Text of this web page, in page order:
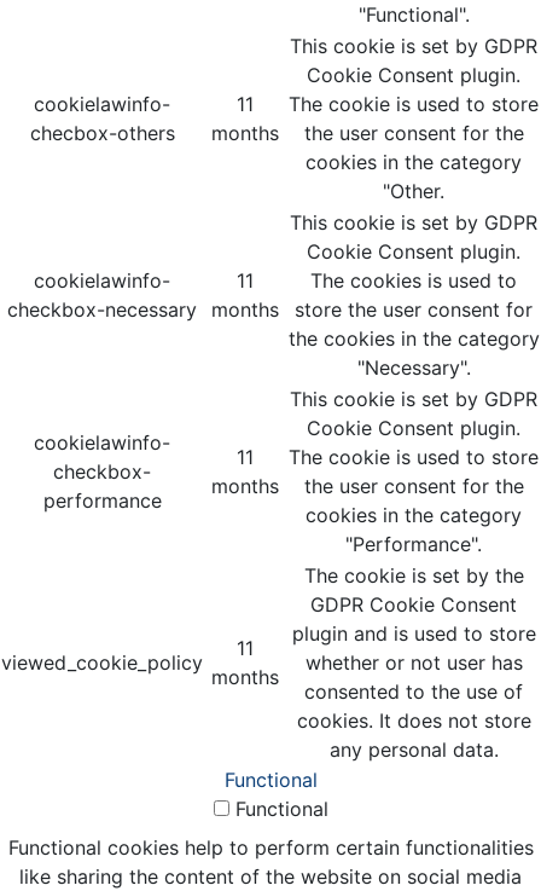
"Functional".
cookielawinfo-
checbox-others
11
months
This cookie is set by GDPR
Cookie Consent plugin.
The cookie is used to store
the user consent for the
cookies in the category
"Other.
cookielawinfo-
checkbox-necessary
11
months
This cookie is set by GDPR
Cookie Consent plugin.
The cookies is used to
store the user consent for
the cookies in the category
"Necessary".
cookielawinfo-
checkbox-
performance
11
months
This cookie is set by GDPR
Cookie Consent plugin.
The cookie is used to store
the user consent for the
cookies in the category
"Performance".
viewed_cookie_policy
11
months
The cookie is set by the
GDPR Cookie Consent
plugin and is used to store
whether or not user has
consented to the use of
cookies. It does not store
any personal data.
Functional
Functional
Functional cookies help to perform certain functionalities
like sharing the content of the website on social media